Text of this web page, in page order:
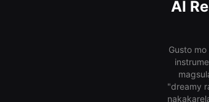
AI
Gusto
"dreamy